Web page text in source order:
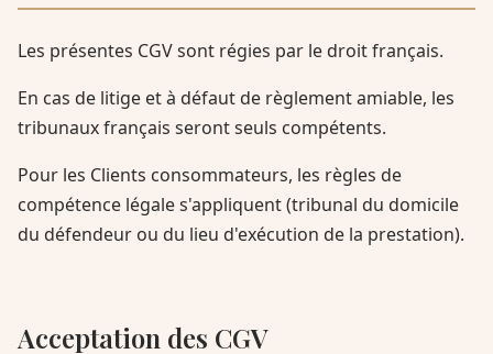
Les présentes CGV sont régies par le droit français.
En cas de litige et à défaut de règlement amiable, les
tribunaux français seront seuls compétents.
Pour les Clients consommateurs, les règles de
compétence légale s'appliquent (tribunal du domicile
du défendeur ou du lieu d'exécution de la prestation).
Acceptation des CGV